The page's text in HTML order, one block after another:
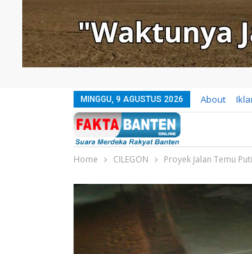
MINGGU, 9 AGUSTUS 2026 About
Home CILEGON Proyek Jalan Temu